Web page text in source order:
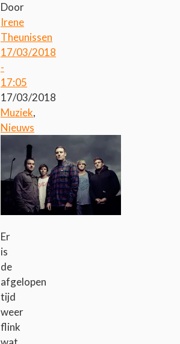
Door
Irene
Theunissen
17/03/2018
-
17:05
17/03/2018
Muziek,
Nieuws
Er
is
de
afgelopen
tijd
weer
flink